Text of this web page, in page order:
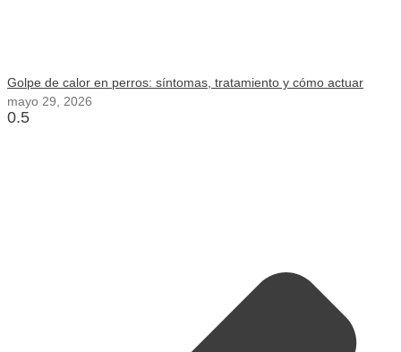
Golpe de calor en perros: síntomas, tratamiento y cómo actuar
mayo 29, 2026